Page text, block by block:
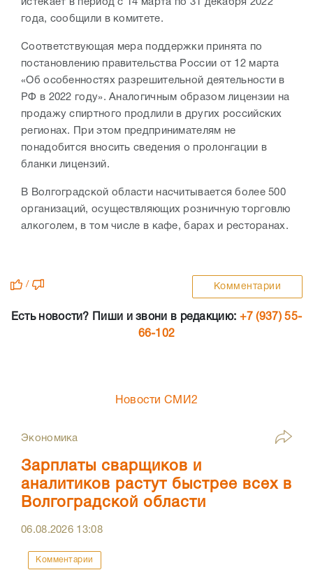
истекает в период с 14 марта по 31 декабря 2022
года, сообщили в комитете.
Соответствующая мера поддержки принята по
постановлению правительства России от 12 марта
«Об особенностях разрешительной деятельности в
РФ в 2022 году». Аналогичным образом лицензии на
продажу спиртного продлили в других российских
регионах. При этом предпринимателям не
понадобится вносить сведения о пролонгации в
бланки лицензий.
В Волгоградской области насчитывается более 500
организаций, осуществляющих розничную торговлю
алкоголем, в том числе в кафе, барах и ресторанах.
/ Комментарии
Есть новости? Пиши и звони в редакцию: +7 (937) 55-
66-102
Новости СМИ2
Экономика
Зарплаты сварщиков и
аналитиков растут быстрее всех в
Волгоградской области
06.08.2026 13:08
Комментарии